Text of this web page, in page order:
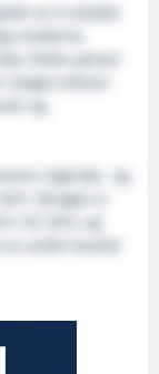
av å utnytte
moderne,
Dette passer
erfaren
og
ingeniør- og
Skroget er
Q1 2012, og
andre kvartal